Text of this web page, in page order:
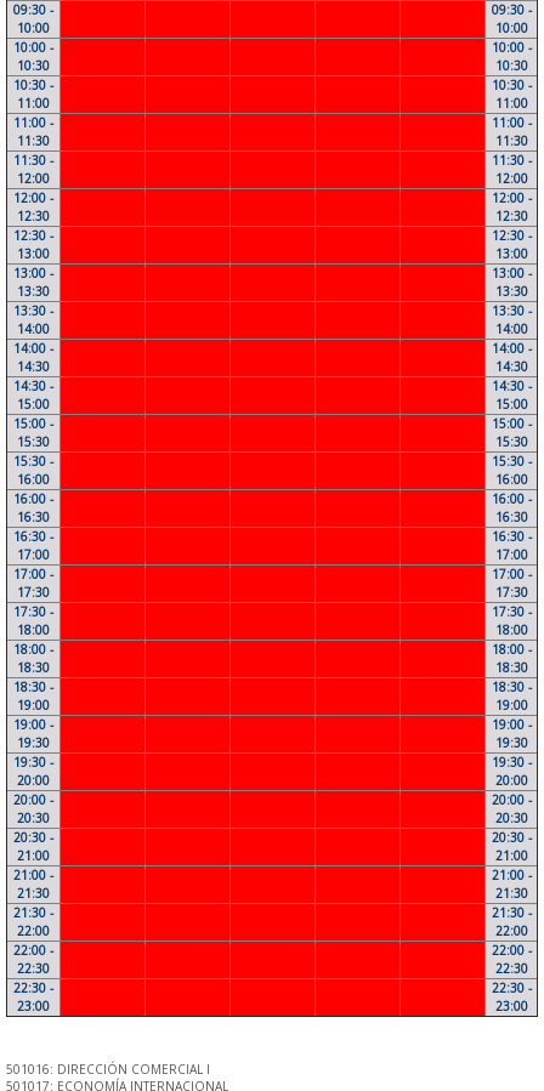
09:30 -
10:00
09:30 -
10:00
10:00 -
10:30
10:00 -
10:30
10:30 -
11:00
10:30 -
11:00
11:00 -
11:30
11:00 -
11:30
11:30 -
12:00
11:30 -
12:00
12:00 -
12:30
12:00 -
12:30
12:30 -
13:00
12:30 -
13:00
13:00 -
13:30
13:00 -
13:30
13:30 -
14:00
13:30 -
14:00
14:00 -
14:30
14:00 -
14:30
14:30 -
15:00
14:30 -
15:00
15:00 -
15:30
15:00 -
15:30
15:30 -
16:00
15:30 -
16:00
16:00 -
16:30
16:00 -
16:30
16:30 -
17:00
16:30 -
17:00
17:00 -
17:30
17:00 -
17:30
17:30 -
18:00
17:30 -
18:00
18:00 -
18:30
18:00 -
18:30
18:30 -
19:00
18:30 -
19:00
19:00 -
19:30
19:00 -
19:30
19:30 -
20:00
19:30 -
20:00
20:00 -
20:30
20:00 -
20:30
20:30 -
21:00
20:30 -
21:00
21:00 -
21:30
21:00 -
21:30
21:30 -
22:00
21:30 -
22:00
22:00 -
22:30
22:00 -
22:30
22:30 -
23:00
22:30 -
23:00
501016: DIRECCIÓN COMERCIAL I
501017: ECONOMÍA INTERNACIONAL